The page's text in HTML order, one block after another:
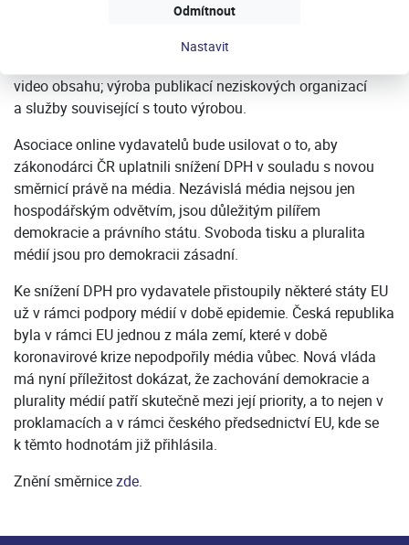
Odmítnout
Nastavit
výpůjčku knihovnami, nejedná-li se o publikace výlučně
nebo převážně určené k propagaci ani o publikace výlučně
video obsahu; výroba publikací neziskových organizací
a služby související s touto výrobou.
Asociace online vydavatelů bude usilovat o to, aby
zákonodárci ČR uplatnili snížení DPH v souladu s novou
směrnicí právě na média. Nezávislá média nejsou jen
hospodářským odvětvím, jsou důležitým pilířem
demokracie a právního státu. Svoboda tisku a pluralita
médií jsou pro demokracii zásadní.
Ke snížení DPH pro vydavatele přistoupily některé státy EU
už v rámci podpory médií v době epidemie. Česká republika
byla v rámci EU jednou z mála zemí, které v době
koronavirové krize nepodpořily média vůbec. Nová vláda
má nyní příležitost dokázat, že zachování demokracie a
plurality médií patří skutečně mezi její priority, a to nejen v
proklamacích a v rámci českého předsednictví EU, kde se
k těmto hodnotám již přihlásila.
Znění směrnicezde.